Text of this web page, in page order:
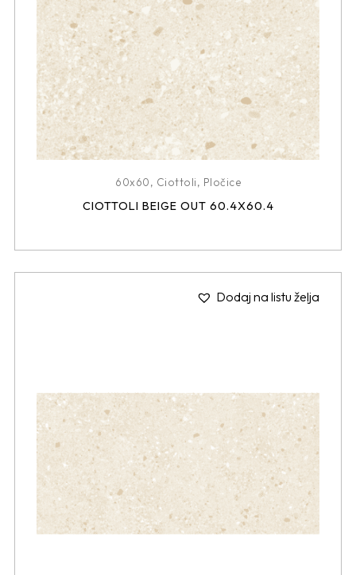
60x60, Ciottoli, Pločice
CIOTTOLI BEIGE OUT 60.4X60.4
Dodaj na listu želja